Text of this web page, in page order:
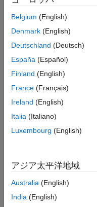
Belgium (English)
Denmark (English)
Deutschland (Deutsch)
España (Español)
Finland (English)
France (Français)
Ireland (English)
Italia (Italiano)
Luxembourg (English)
アジア太平洋地域
Australia (English)
India (English)
トラストセンター
違法コピー防止
アプ
© 1994-2026 The